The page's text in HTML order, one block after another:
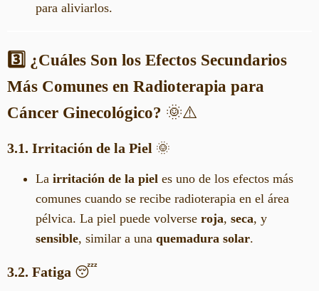
para aliviarlos.
3️⃣ ¿Cuáles Son los Efectos Secundarios
Más Comunes en Radioterapia para
Cáncer Ginecológico? 🌞⚠️
3.1. Irritación de la Piel 🌞
La irritación de la piel es uno de los efectos más
comunes cuando se recibe radioterapia en el área
pélvica. La piel puede volverse roja, seca, y
sensible, similar a una quemadura solar.
3.2. Fatiga 😴